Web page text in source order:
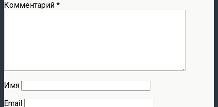
Комментарий *
Имя
Email